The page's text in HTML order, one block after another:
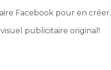
Facebook pour en créer.
publicitaire original!